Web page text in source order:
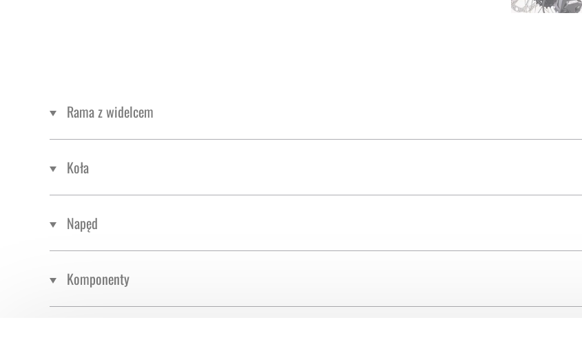
Rama z widelcem
Koła
Napęd
Komponenty